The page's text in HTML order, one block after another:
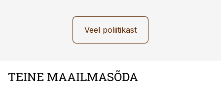
Veel poliitikast
TEINE MAAILMASÕDA